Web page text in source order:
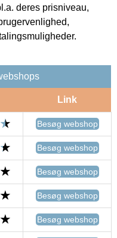
deres prisniveau,
Link
Besøg webshop
Besøg webshop
Besøg webshop
Besøg webshop
Besøg webshop